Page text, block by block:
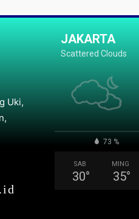
Uki,
JAKARTA
Scattered Clouds
73 %
SAB
30°
MING
35°